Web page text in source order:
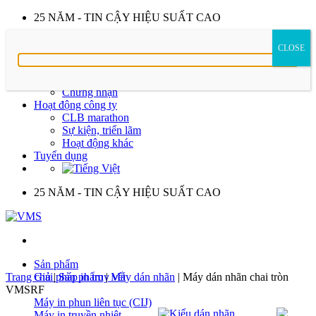
Skip
25 NĂM - TIN CẬY HIỆU SUẤT CAO
Về VMS
Lịch sử phát triển
Chứng nhận
Hoạt động công ty
CLB marathon
Sự kiện, triển lãm
Hoạt động khác
Tuyển dụng
25 NĂM - TIN CẬY HIỆU SUẤT CAO
Sản phẩm
Giải pháp in truy vết
Máy in phun liên tục (CIJ)
Trang chủ|Sản phẩm|Máy dán nhãn | Máy dán nhãn chai tròn
VMSRF
CLOSE